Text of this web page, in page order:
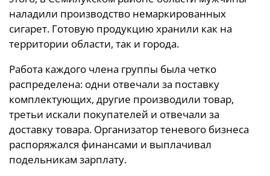
наладили производство немаркированных
сигарет. Готовую продукцию хранили как на
территории области, так и города.
Работа каждого члена группы была четко
распределена: одни отвечали за поставку
комплектующих, другие производили товар,
третьи искали покупателей и отвечали за
доставку товара. Организатор теневого бизнеса
распоряжался финансами и выплачивал
подельникам зарплату.